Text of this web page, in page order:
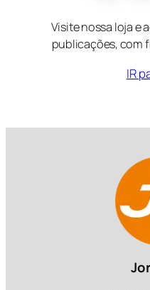
Visite nossa loja e
publicações, com
IR